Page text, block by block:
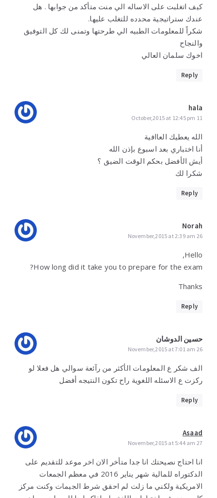
كيف اتغلبت على الاساله الي منت متأكد من جوابها . هل
عندك ستراتيجية محدده للتغلب عليها.
شكراً للمعلومات الطبيه الي طرحتها وتمنى لك كل التوفيق
والنجاح
اخوك سلمان العالي
Reply
hala
11 October,2015 at 12:45 pm
الله يعطيك العاافية
أنا اختباري بعد اسبوع بإذن الله
أيش الأفضل بحكم الوقت الضيق ؟
شكرا لك
Reply
Norah
26 November,2015 at 2:39 am
Hello,
How long did it take you to prepare for the exam?
Thanks
Reply
حسين الدوشان
26 November,2015 at 7:01 am
الف شكر ع المعلومات الأكثر من رآئعة سوالي هل فعلا لو
ركزت ع الاسئله اللغوية راح تكون النتيجه أفضل
Reply
Asaad
27 November,2015 at 5:44 am
انا احتاج نصيحتك انا جدا متأخر الان اخر موعد للتقديم على
الدكتوراه للمالية شهر يناير 2016 في معظم الجمعات
الامريكية ولكني ما زلت لم احقق شرط الجيمات وكنت مركز